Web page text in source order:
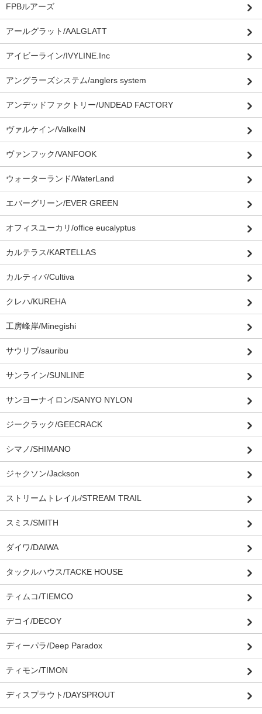
FPBルアーズ
アールグラット/AALGLATT
アイビーライン/IVYLINE.Inc
アングラーズシステム/anglers system
アンデッドファクトリー/UNDEAD FACTORY
ヴァルケイン/ValkeIN
ヴァンフック/VANFOOK
ウォーターランド/WaterLand
エバーグリーン/EVER GREEN
オフィスユーカリ/office eucalyptus
カルテラス/KARTELLAS
カルティバ/Cultiva
クレハ/KUREHA
工房峰岸/Minegishi
サウリブ/sauribu
サンライン/SUNLINE
サンヨーナイロン/SANYO NYLON
ジークラック/GEECRACK
シマノ/SHIMANO
ジャクソン/Jackson
ストリームトレイル/STREAM TRAIL
スミス/SMITH
ダイワ/DAIWA
タックルハウス/TACKE HOUSE
ティムコ/TIEMCO
デコイ/DECOY
ディーパラ/Deep Paradox
ティモン/TIMON
ディスプラウト/DAYSPROUT